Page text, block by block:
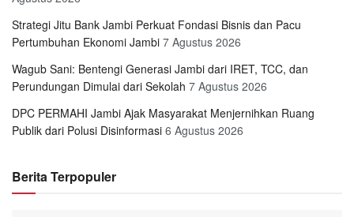
Strategi Jitu Bank Jambi Perkuat Fondasi Bisnis dan Pacu
Pertumbuhan Ekonomi Jambi 7 Agustus 2026
Wagub Sani: Bentengi Generasi Jambi dari IRET, TCC, dan
Perundungan Dimulai dari Sekolah 7 Agustus 2026
DPC PERMAHI Jambi Ajak Masyarakat Menjernihkan Ruang
Publik dari Polusi Disinformasi 6 Agustus 2026
Berita Terpopuler